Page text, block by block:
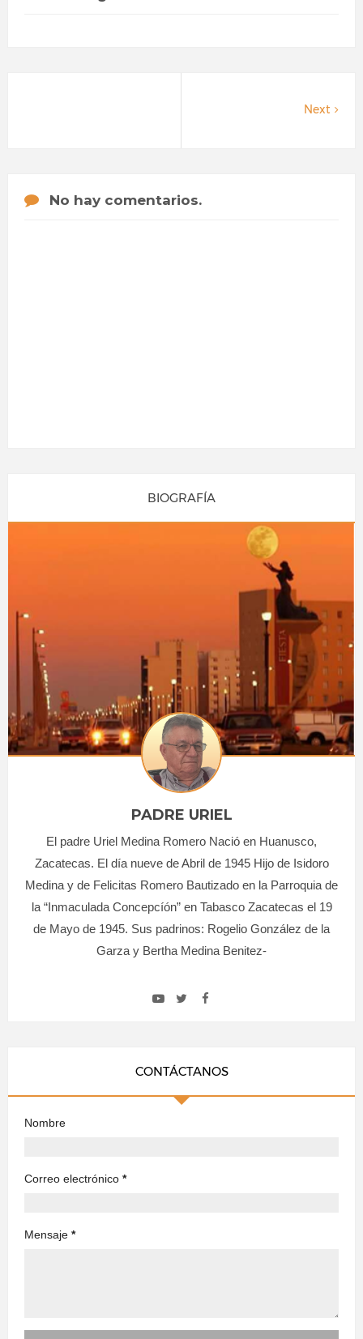
Next
No hay comentarios.
BIOGRAFÍA
PADRE URIEL
El padre Uriel Medina Romero Nació en Huanusco,
Zacatecas. El día nueve de Abril de 1945 Hijo de Isidoro
Medina y de Felicitas Romero Bautizado en la Parroquia de
la “Inmaculada Concepcíón” en Tabasco Zacatecas el 19
de Mayo de 1945. Sus padrinos: Rogelio González de la
Garza y Bertha Medina Benitez-
CONTÁCTANOS
Nombre
Correo electrónico *
Mensaje *